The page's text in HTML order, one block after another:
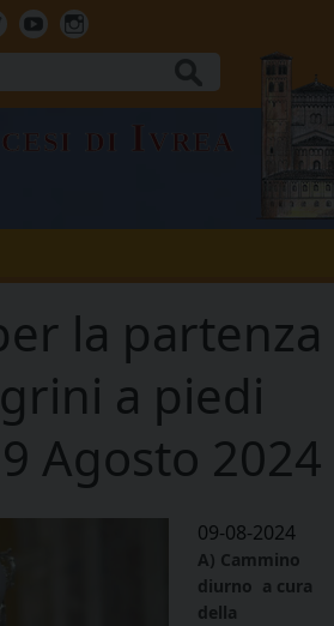
YoutubeInstagram
di Ivrea
la partenza
a piedi
Agosto 2024
09-08-2024
A) Cammino
diurno a cura
della